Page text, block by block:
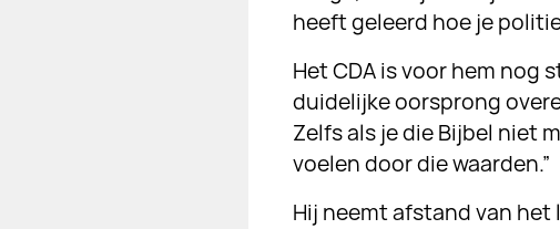
heeft geleerd hoe je
Het CDA is voor hem nog
duidelijke oorsprong
Zelfs als je die Bijbel niet
voelen door die waarden.”
Hij neemt afstand van